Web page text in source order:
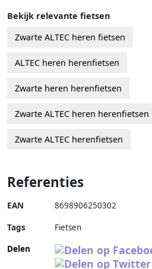
Bekijk relevante fietsen
Zwarte ALTEC heren fietsen
ALTEC heren herenfietsen
Zwarte heren herenfietsen
Zwarte ALTEC heren herenfietsen
Zwarte ALTEC herenfietsen
Referenties
EAN 8698906250302
Tags
Fietsen
Delen